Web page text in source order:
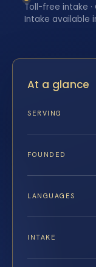
Toll-free intake
Intake available
At a glance
SERVING
FOUNDED
LANGUAGES
INTAKE